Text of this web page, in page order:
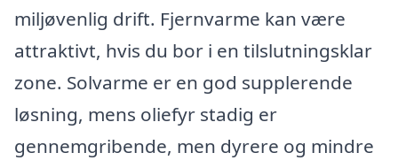
miljøvenlig drift. Fjernvarme kan være
attraktivt, hvis du bor i en tilslutningsklar
zone. Solvarme er en god supplerende
løsning, mens oliefyr stadig er
gennemgribende, men dyrere og mindre